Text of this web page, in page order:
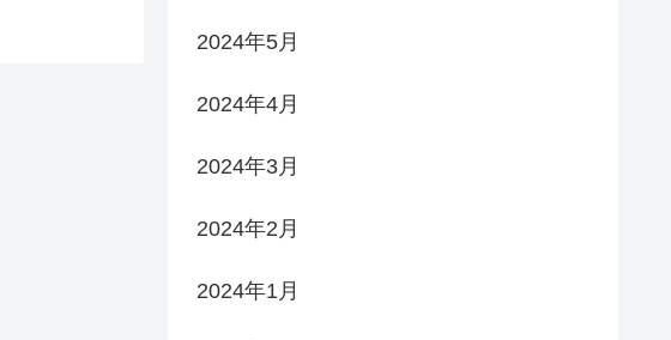
2024年5月
2024年4月
2024年3月
2024年2月
2024年1月